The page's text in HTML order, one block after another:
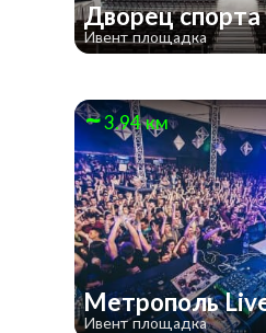
Дворец спорта
Ивент площадка
3.94 км
Метрополь
Ивент площадка